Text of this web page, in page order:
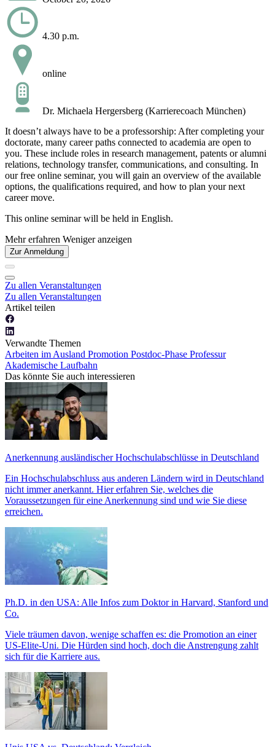
4.30 p.m.
online
Dr. Michaela Hergersberg (Karrierecoach München)
It doesn’t always have to be a professorship: After completing your
doctorate, many career paths connected to academia are open to
you. These include roles in research management, patents or alumni
relations, technology transfer, communications, and consulting. In
our free online seminar, you will gain an overview of the available
options, the qualifications required, and how to plan your next
career move.
This online seminar will be held in English.
Mehr erfahren Weniger anzeigen
Zur Anmeldung
Zu allen Veranstaltungen
Zu allen Veranstaltungen
Artikel teilen
Verwandte Themen
Arbeiten im Ausland Promotion Postdoc-Phase Professur
Akademische Laufbahn
Das könnte Sie auch interessieren
Anerkennung ausländischer Hochschulabschlüsse in Deutschland
Ein Hochschulabschluss aus anderen Ländern wird in Deutschland
nicht immer anerkannt. Hier erfahren Sie, welches die
Voraussetzungen für eine Anerkennung sind und wie Sie diese
erreichen.
Ph.D. in den USA: Alle Infos zum Doktor in Harvard, Stanford und
Co.
Viele träumen davon, wenige schaffen es: die Promotion an einer
US-Elite-Uni. Die Hürden sind hoch, doch die Anstrengung zahlt
sich für die Karriere aus.